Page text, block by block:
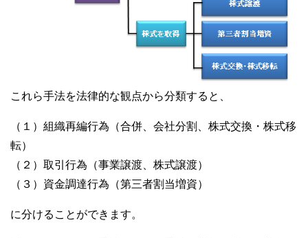
これら手法を法律的な観点から分類すると、
（１）組織再編行為（合併、会社分割、株式交換・株式移
転）
（２）取引行為（事業譲渡、株式譲渡）
（３）資金調達行為（第三者割当増資）
に分けることができます。